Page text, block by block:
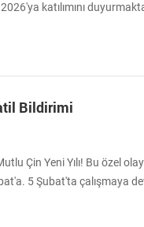
katılımını
donanımının geleceğini
davet ediyoruz. Perakende
vizyonerler...
Bildirimi
Çin Yeni Yılı! Bu özel
5 Şubat'ta çalışmaya
Size ve ailenize yılanın
varsa, lütfen bir mesaj